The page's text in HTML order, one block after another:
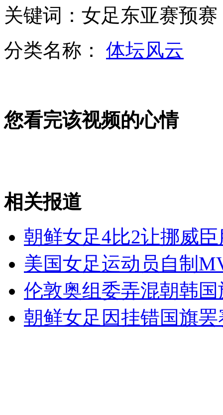
女足东亚赛预赛：中国2:1澳大利亚
山西运城恶犬咬伤多人 警民合力深夜将其击毙
女孩北京地铁殴打老人 痛下狠手拳打脚踢
外交部：有关国家言论片面不公正
安徽一实载49人客车翻车
走！跟着总书记去植树
关键词：女足东亚赛预
分类名称： 体坛风云
您看完该视频的心情
相关报道
朝鲜女足4比2让挪威臣
美国女足运动员自制
伦敦奥组委弄混朝韩
朝鲜女足因挂错国旗